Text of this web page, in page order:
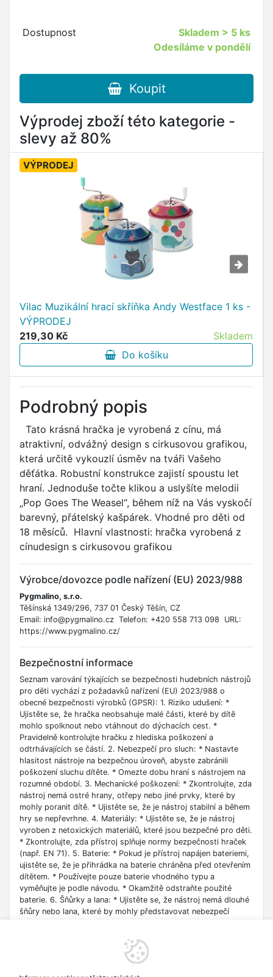
Dostupnost Skladem > 5 ks
Odesíláme v pondělí
Koupit
Výprodej zboží této kategorie -
slevy až 80%
VÝPRODEJ
Vilac Muzikální hrací skříňka Andy Westface 1 ks -
VÝPRODEJ
219,30 Kč
Skladem
Do košíku
Podrobný popis
Tato krásná hračka je vyrobená z cínu, má
atraktivní, odvážný design s cirkusovou grafikou,
která určitě vykouzlí úsměv na tváři Vašeho
děťátka. Robustní konstrukce zajistí spoustu let
hraní. Jednoduše točte klikou a uslyšíte melodii
„Pop Goes The Weasel“, během níž na Vás vyskočí
barevný, přátelský kašpárek. Vhodné pro děti od
18 měsíců. Hlavní vlastnosti: hračka vyrobená z
cínudesign s cirkusovou grafikou
Výrobce/dovozce podle nařízení (EU) 2023/988
Pygmalino, s.r.o.
Těšínská 1349/296, 737 01 Český Těšín, CZ
Email: info@pygmalino.cz Telefon: +420 558 713 098 URL:
https://www.pygmalino.cz/
Bezpečnostní informace
Seznam varování týkajících se bezpečnosti hudebních nástrojů
pro děti vychází z požadavků nařízení (EU) 2023/988 o
obecné bezpečnosti výrobků (GPSR): 1. Riziko udušení: *
Ujistěte se, že hračka neobsahuje malé části, které by dítě
mohlo spolknout nebo vtáhnout do dýchacích cest. *
Pravidelně kontrolujte hračku z hlediska poškození a
odtrhávajících se částí. 2. Nebezpečí pro sluch: * Nastavte
hlasitost nástroje na bezpečnou úroveň, abyste zabránili
poškození sluchu dítěte. * Omezte dobu hraní s nástrojem na
rozumné období. 3. Mechanické poškození: * Zkontrolujte, zda
nástroj nemá ostré hrany, otřepy nebo jiné prvky, které by
mohly poranit dítě. * Ujistěte se, že je nástroj stabilní a během
hry se nepřevrhne. 4. Materiály: * Ujistěte se, že je nástroj
vyroben z netoxických materiálů, které jsou bezpečné pro děti.
* Zkontrolujte, zda přístroj splňuje normy bezpečnosti hraček
(např. EN 71). 5. Baterie: * Pokud je přístroj napájen bateriemi,
ujistěte se, že je přihrádka na baterie chráněna před otevřením
dítětem. * Používejte pouze baterie vhodného typu a
vyměňujte je podle návodu. * Okamžitě odstraňte použité
baterie. 6. Šňůrky a lana: * Ujistěte se, že nástroj nemá dlouhé
šňůry nebo lana, které by mohly představovat nebezpečí
mladší než doporučený věk. 8. Čištění a údržba: * Čistěte
přístroj pravidelně pomocí bezpečných čisticích prostředků. *